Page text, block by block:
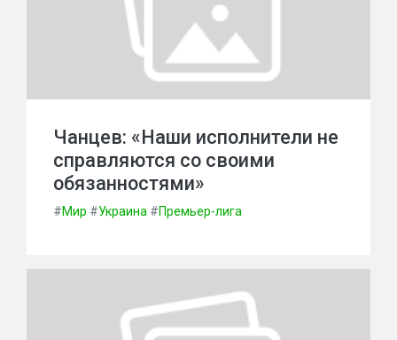
Чанцев: «Наши исполнители не
справляются со своими
обязанностями»
#Мир #Украина #Премьер-лига